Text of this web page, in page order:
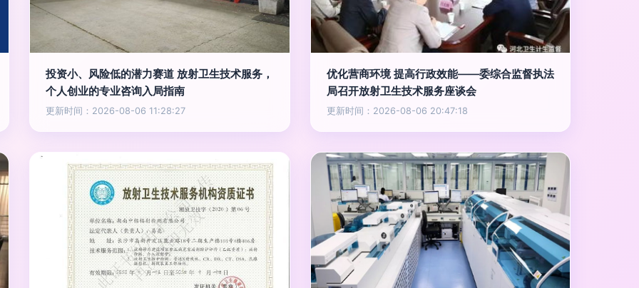
投资小、风险低的潜力赛道 放射卫生技术服务，
个人创业的专业咨询入局指南
更新时间：2026-08-06 11:28:27
优化营商环境 提高行政效能——委综合监督执法
局召开放射卫生技术服务座谈会
更新时间：2026-08-06 20:47:18